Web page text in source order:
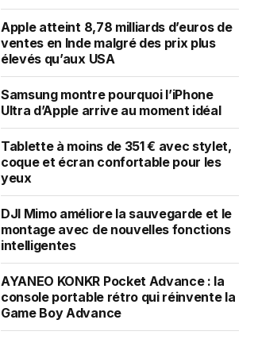
Apple atteint 8,78 milliards d’euros de
ventes en Inde malgré des prix plus
élevés qu’aux USA
Samsung montre pourquoi l’iPhone
Ultra d’Apple arrive au moment idéal
Tablette à moins de 351 € avec stylet,
coque et écran confortable pour les
yeux
DJI Mimo améliore la sauvegarde et le
montage avec de nouvelles fonctions
intelligentes
AYANEO KONKR Pocket Advance : la
console portable rétro qui réinvente la
Game Boy Advance